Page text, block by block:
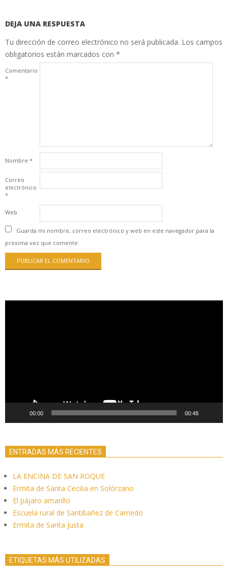
DEJA UNA RESPUESTA
Tu dirección de correo electrónico no será publicada. Los campos
obligatorios están marcados con *
Comentario
*
Nombre *
Correo
electrónico
*
Web
Guarda mi nombre, correo electrónico y web en este navegador para la
próxima vez que comente.
00:00 00:48
ENTRADAS MÁS RECIENTES
LA ENCINA DE SAN ROQUE
Ermita de Santa Cecilia en Solórzano
El pájaro amarillo
Escuela rural de Santibañez de Carriedo
Ermita de Santa Justa
ETIQUETAS MÁS UTILIZADAS